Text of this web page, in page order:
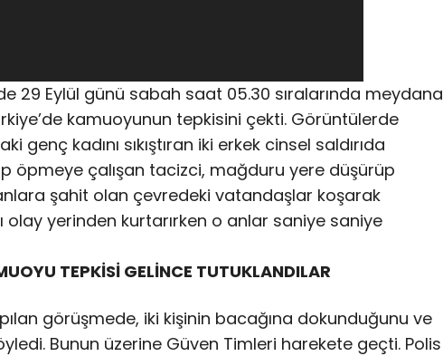
29 Eylül günü sabah saat 05.30 sıralarında meydana
kamuoyunun tepkisini çekti. Görüntülerde
genç kadını sıkıştıran iki erkek cinsel saldırıda
öpmeye çalışan tacizci, mağduru yere düşürüp
şahit olan çevredeki vatandaşlar koşarak
olay yerinden kurtarırken o anlar saniye saniye
TEPKİSİ GELİNCE TUTUKLANDILAR
görüşmede, iki kişinin bacağına dokunduğunu ve
Bunun üzerine Güven Timleri harekete geçti. Polis